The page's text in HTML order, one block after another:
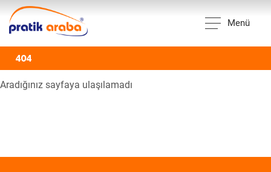
Menü
404
Aradığınız sayfaya ulaşılamadı